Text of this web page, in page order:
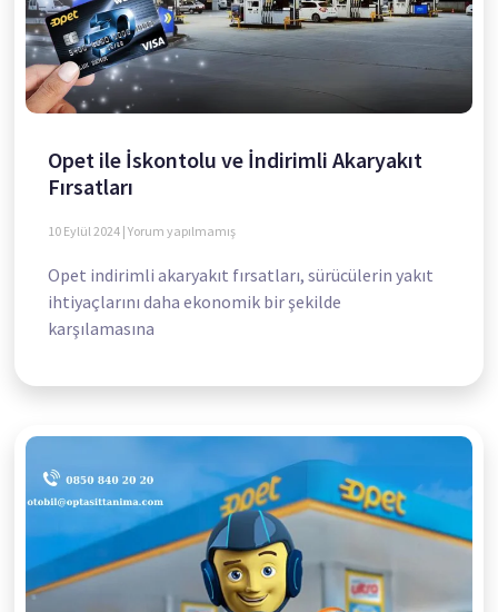
Opet ile İskontolu ve İndirimli Akaryakıt
Fırsatları
10 Eylül 2024 Yorum yapılmamış
Opet indirimli akaryakıt fırsatları, sürücülerin yakıt
ihtiyaçlarını daha ekonomik bir şekilde
karşılamasına